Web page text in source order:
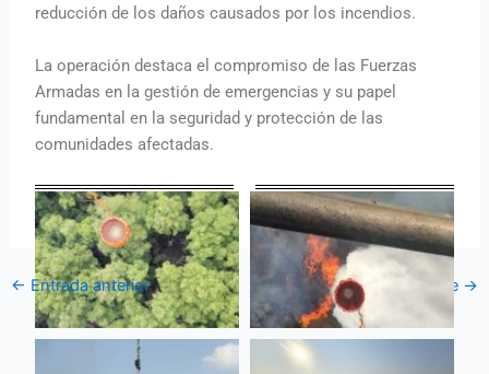
reducción de los daños causados por los incendios.
La operación destaca el compromiso de las Fuerzas
Armadas en la gestión de emergencias y su papel
fundamental en la seguridad y protección de las
comunidades afectadas.
← Entrada anterior Entrada siguiente →